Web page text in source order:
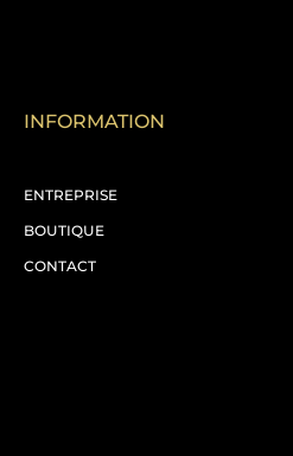
INFORMATION
ENTREPRISE
BOUTIQUE
CONTACT